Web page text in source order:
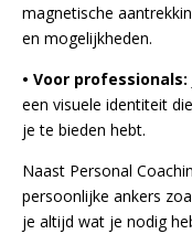
magnetische
en mogelijkheden.
• Voor professionals:
een visuele identiteit
je te bieden hebt.
Naast Personal
persoonlijke ankers
je altijd wat je nodig